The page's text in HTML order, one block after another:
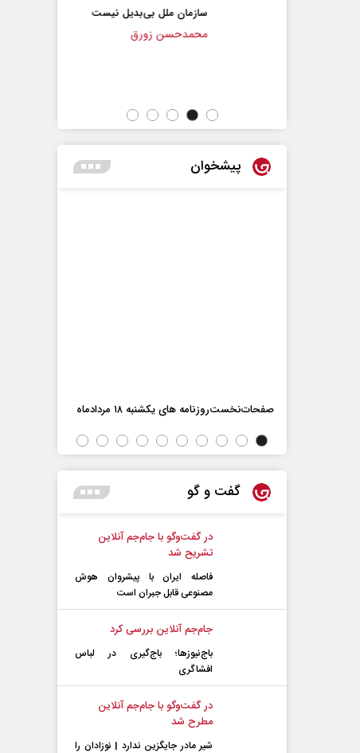
سازمان ملل بی‌بدیل نیست
محمدحسن زورق
پیشخوان
صفحات‌نخست‌روزنامه ها‌ی یکشنبه ۱۸ مردادماه
گفت و گو
در گفت‌و‌گو با جام‌جم آنلاین
تشریح شد
فاصله ایران با پیشرو‌ان هوش
مصنوعی قابل جبران است
جام‌جم آنلاین بررسی کرد
باج‌نیوزها؛ باج‌گیری در لباس
افشاگری
در گفت‌و‌گو با جام‌جم آنلاین
مطرح شد
شیر مادر جایگزین ندارد | نوزادان را